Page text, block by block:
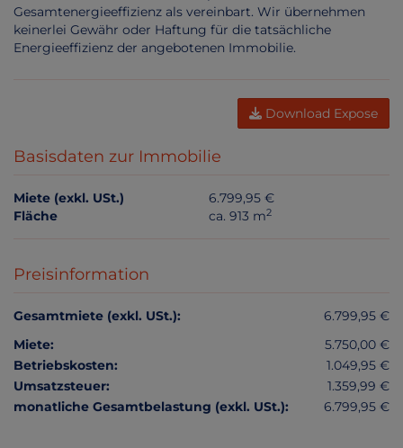
Gesamtenergieeffizienz als vereinbart. Wir übernehmen
keinerlei Gewähr oder Haftung für die tatsächliche
Energieeffizienz der angebotenen Immobilie.
Download Expose
Basisdaten zur Immobilie
Miete (exkl. USt.)
6.799,95 €
Fläche
ca. 913 m2
Preisinformation
Gesamtmiete (exkl. USt.):
6.799,95 €
Miete:
5.750,00 €
Betriebskosten:
1.049,95 €
Umsatzsteuer:
1.359,99 €
monatliche Gesamtbelastung (exkl. USt.):
6.799,95 €